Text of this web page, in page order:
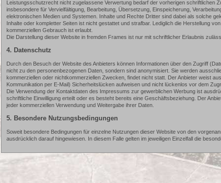
Leistungsschutzrecht nicht zugelassene Verwertung bedarf der vorherigen schriftlichen
insbesondere für Vervielfältigung, Bearbeitung, Übersetzung, Einspeicherung,
elektronischen Medien und Systemen. Inhalte und Rechte Dritter sind dabei als solche
Inhalte oder kompletter Seiten ist nicht gestattet und strafbar. Lediglich die Herstellung
kommerziellen Gebrauch ist erlaubt.
Die Darstellung dieser Website in fremden Frames ist nur mit schriftlicher Erlaubnis
4. Datenschutz
Durch den Besuch der Website des Anbieters können Informationen über den Zugriff
nicht zu den personenbezogenen Daten, sondern sind anonymisiert. Sie werden
kommerziellen oder nichtkommerziellen Zwecken, findet nicht statt. Der Anbieter weist
Kommunikation per E-Mail) Sicherheitslücken aufweisen und nicht lückenlos vor dem
Die Verwendung der Kontaktdaten des Impressums zur gewerblichen Werbung ist
schriftliche Einwilligung erteilt oder es besteht bereits eine Geschäftsbeziehung. Der
jeder kommerziellen Verwendung und Weitergabe ihrer Daten.
5. Besondere Nutzungsbedingungen
Soweit besondere Bedingungen für einzelne Nutzungen dieser Website von den
ausdrücklich darauf hingewiesen. In diesem Falle gelten im jeweiligen Einzelfall die